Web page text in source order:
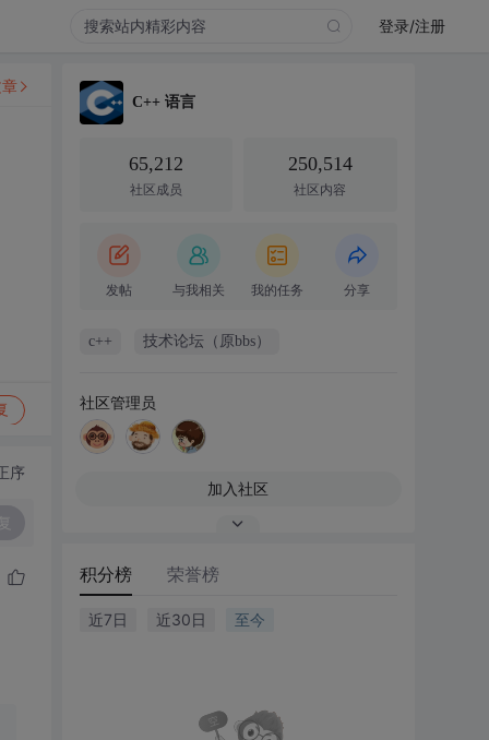
登录/注册
序
C++ 语言
65,212
社区成员
250,514
社区内容
发帖 与我相关 我的任务 分享
c++ 技术论坛（原bbs）
社区管理员
加入社区
积分榜 荣誉榜
近7日 近30日 至今